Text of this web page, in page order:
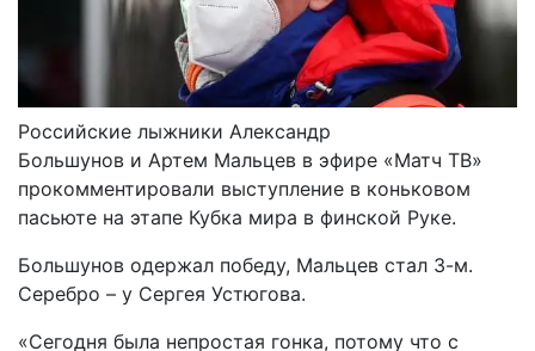
Российские лыжники Александр
Большунов и Артем Мальцев в эфире «Матч ТВ»
прокомментировали выступление в коньковом
пасьюте на этапе Кубка мира в финской Руке.
Большунов одержал победу, Мальцев стал 3-м.
Серебро – у Сергея Устюгова.
«Сегодня была непростая гонка, потому что с